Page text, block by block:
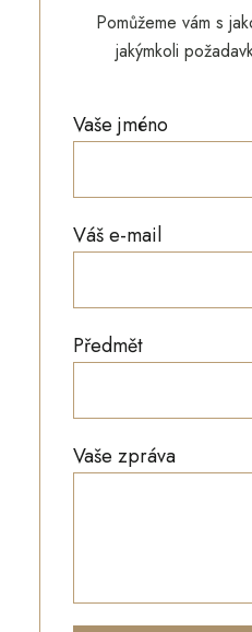
Pomůžeme vám s
jakýmkoli
Vaše jméno
Váš e-mail
Předmět
Vaše zpráva